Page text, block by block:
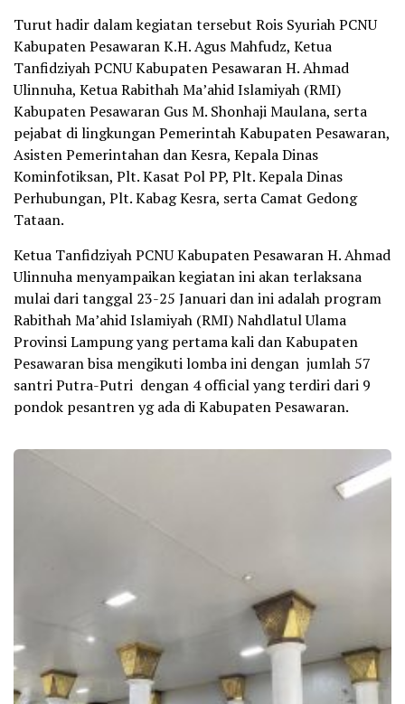
Turut hadir dalam kegiatan tersebut Rois Syuriah PCNU
Kabupaten Pesawaran K.H. Agus Mahfudz, Ketua
Tanfidziyah PCNU Kabupaten Pesawaran H. Ahmad
Ulinnuha, Ketua Rabithah Ma’ahid Islamiyah (RMI)
Kabupaten Pesawaran Gus M. Shonhaji Maulana, serta
pejabat di lingkungan Pemerintah Kabupaten Pesawaran,
Asisten Pemerintahan dan Kesra, Kepala Dinas
Kominfotiksan, Plt. Kasat Pol PP, Plt. Kepala Dinas
Perhubungan, Plt. Kabag Kesra, serta Camat Gedong
Tataan.
Ketua Tanfidziyah PCNU Kabupaten Pesawaran H. Ahmad
Ulinnuha menyampaikan kegiatan ini akan terlaksana
mulai dari tanggal 23-25 Januari dan ini adalah program
Rabithah Ma’ahid Islamiyah (RMI) Nahdlatul Ulama
Provinsi Lampung yang pertama kali dan Kabupaten
Pesawaran bisa mengikuti lomba ini dengan jumlah 57
santri Putra-Putri dengan 4 official yang terdiri dari 9
pondok pesantren yg ada di Kabupaten Pesawaran.